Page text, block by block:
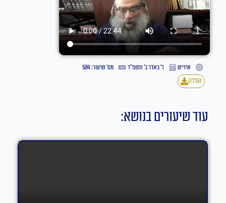
אידיש ד׳ באדר ב׳ תשפ״ד
מס' שיעור: 584
הורדה
עוד שיעורים בנושא: